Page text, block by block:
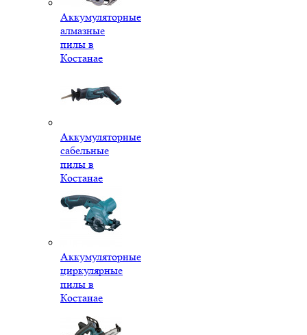
Аккумуляторные
алмазные
пилы в
Костанае
Аккумуляторные
сабельные
пилы в
Костанае
Аккумуляторные
циркулярные
пилы в
Костанае